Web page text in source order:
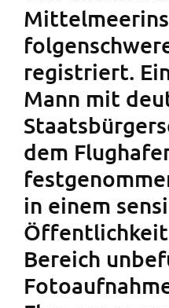
registriert.
Mann mit
dem
in einem
Bereich